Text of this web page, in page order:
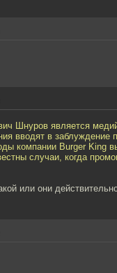
Шнуров является
вводят в заблуждение
компании Burger King
случаи, когда
или они